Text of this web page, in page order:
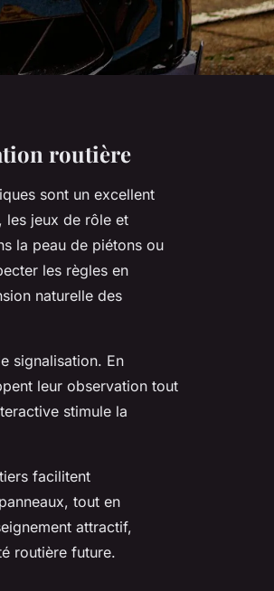
routière
sont un excellent
les jeux de rôle et
la peau de piétons ou
les règles en
naturelle des
signalisation. En
leur observation tout
stimule la
facilitent
tout en
attractif,
routière future.